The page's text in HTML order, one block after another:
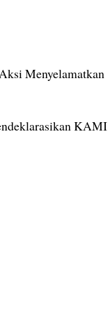
Menyelamatkan
KAMI